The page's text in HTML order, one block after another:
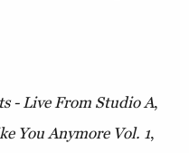
- Live From Studio A,
You Anymore Vol. 1,